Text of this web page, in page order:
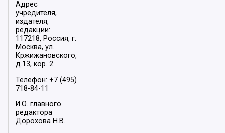
Адрес
учредителя,
издателя,
редакции:
117218, Россия, г.
Москва, ул.
Кржижановского,
д.13, кор. 2
Телефон: +7 (495)
718-84-11
И.О. главного
редактора
Дорохова Н.В.